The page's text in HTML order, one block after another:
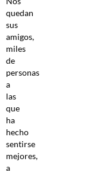
quedan
sus
amigos,
miles
de
personas
a
las
que
ha
hecho
sentirse
mejores,
a